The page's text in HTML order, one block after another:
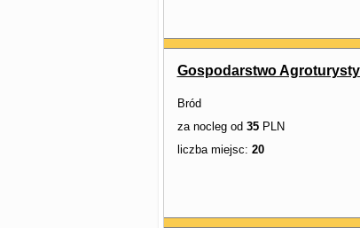
Gospodarstwo
Bród
za nocleg od 35PLN
liczba miejsc: 20